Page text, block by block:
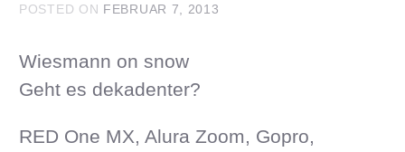
POSTED ON FEBRUAR 7, 2013
Wiesmann on snow
Geht es dekadenter?
RED One MX, Alura Zoom, Gopro,